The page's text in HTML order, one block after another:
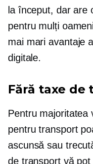
la început, dar are
pentru mulți
mai mari avantaje
digitale.
Fără taxe de
Pentru majoritatea
pentru transport
ascunsă sau
de transport vă